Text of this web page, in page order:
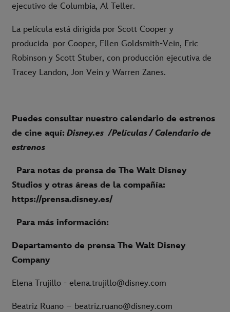
ejecutivo de Columbia, Al Teller.
La película está dirigida por Scott Cooper y
producida por Cooper, Ellen Goldsmith-Vein, Eric
Robinson y Scott Stuber, con producción ejecutiva de
Tracey Landon, Jon Vein y Warren Zanes.
Puedes consultar nuestro calendario de estrenos
de cine aquí: Disney.es /Películas / Calendario de
estrenos
Para notas de prensa de The Walt Disney
Studios y otras áreas de la compañía:
https://prensa.disney.es/
Para más información:
Departamento de prensa The Walt Disney
Company
Elena Trujillo - elena.trujillo@disney.com
Beatriz Ruano – beatriz.ruano@disney.com